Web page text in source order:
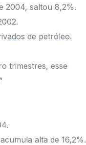
2004, saltou 8,2%.
de petróleo.
trimestres, esse
alta de 16,2%.